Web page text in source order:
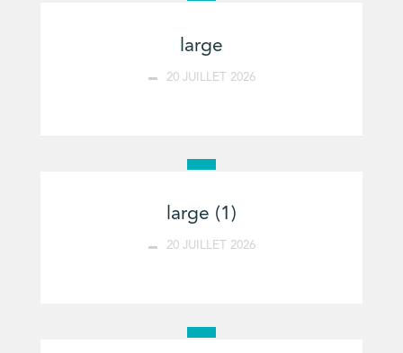
large
20 JUILLET 2026
large (1)
20 JUILLET 2026